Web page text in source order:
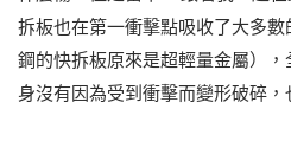
拆板也在第一衝擊點吸收了大多
鋼的快拆板原來是超輕量金屬）
身沒有因為受到衝擊而變形破碎，